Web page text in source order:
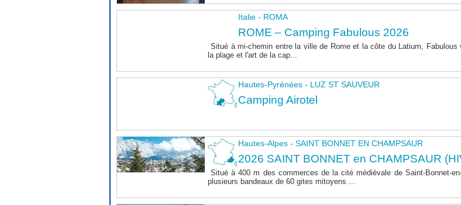
Italie - ROMA
ROME – Camping Fabulous 2026
Situé à mi-chemin entre la ville de Rome et la côte du Latium,
la plage et l'art de la cap...
Hautes-Pyrénées - LUZ ST SAUVEUR
Camping Airotel
Hautes-Alpes - SAINT BONNET EN CHAMPSAUR
2026 SAINT BONNET en CHAMPSAUR
Situé à 400 m des commerces de la cité médiévale de Saint-Bonnet-
plusieurs bandeaux de 60 gites mitoyens ...